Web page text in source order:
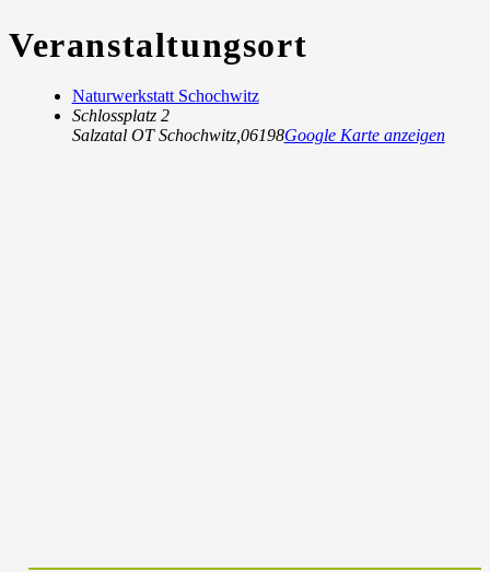
Veranstaltungsort
Naturwerkstatt Schochwitz
Schlossplatz 2
Salzatal OT Schochwitz, 06198Google Karte anzeigen